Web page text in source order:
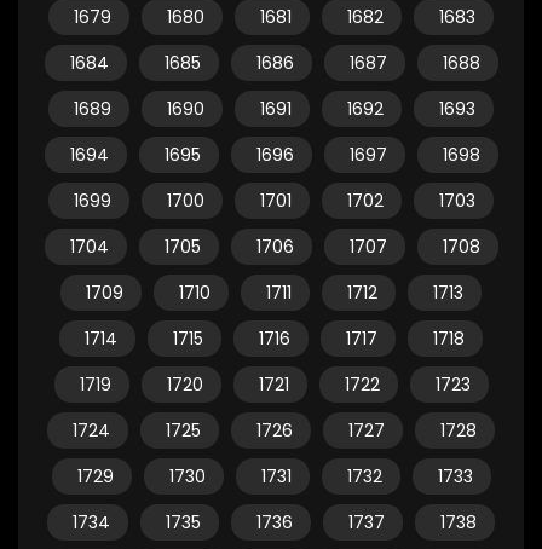
1679
1680 1681 1682
1683
1684
1685 1686 1687
1688
1689
1690 1691 1692
1693
1694
1695 1696 1697
1698
1699
1700 1701 1702
1703
1704
1705 1706 1707
1708
1709
1710 1711 1712
1713
1714
1715 1716 1717
1718
1719
1720 1721 1722
1723
1724
1725 1726 1727
1728
1729
1730 1731 1732
1733
1734
1735 1736 1737
1738